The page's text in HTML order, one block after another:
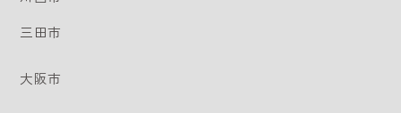
三田市
大阪市